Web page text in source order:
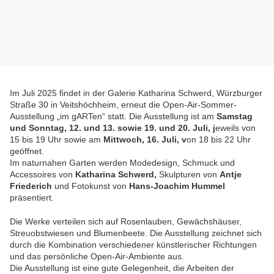
Im Juli 2025 findet in der Galerie Katharina Schwerd, Würzburger
Straße 30 in Veitshöchheim, erneut die Open-Air-Sommer-
Ausstellung „im gARTen“ statt. Die Ausstellung ist am Samstag
und Sonntag, 12. und 13. sowie 19. und 20. Juli, jeweils von
15 bis 19 Uhr sowie am Mittwoch, 16. Juli, von 18 bis 22 Uhr
geöffnet.
Im naturnahen Garten werden Modedesign, Schmuck und
Accessoires von Katharina Schwerd, Skulpturen von Antje
Friederich und Fotokunst von Hans-Joachim Hummel
präsentiert.
Die Werke verteilen sich auf Rosenlauben, Gewächshäuser,
Streuobstwiesen und Blumenbeete. Die Ausstellung zeichnet sich
durch die Kombination verschiedener künstlerischer Richtungen
und das persönliche Open-Air-Ambiente aus.
Die Ausstellung ist eine gute Gelegenheit, die Arbeiten der